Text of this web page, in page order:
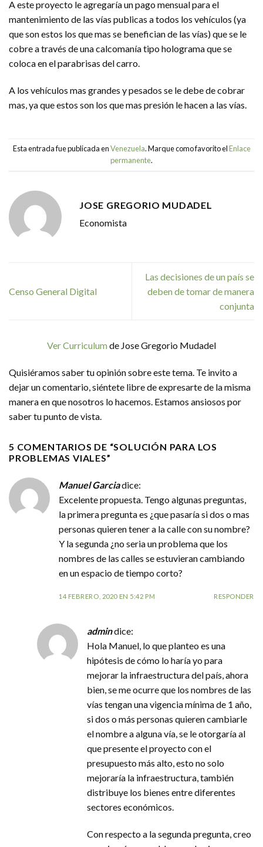
A este proyecto le agregaría un pago mensual para el
mantenimiento de las vías publicas a todos los vehículos (ya
que son estos los que mas se benefician de las vías) que se le
cobre a través de una calcomanía tipo holograma que se
coloca en el parabrisas del carro.
A los vehículos mas grandes y pesados se le debe de cobrar
mas, ya que estos son los que mas presión le hacen a las vías.
Esta entrada fue publicada enVenezuela. Marque como favorito elEnlace
permanente.
JOSE GREGORIO MUDADEL
Economista
Censo General Digital
Las decisiones de un país se
deben de tomar de manera
conjunta
Ver Curriculumde Jose Gregorio Mudadel
Quisiéramos saber tu opinión sobre este tema. Te invito a
dejar un comentario, siéntete libre de expresarte de la misma
manera en que nosotros lo hacemos. Estamos ansiosos por
saber tu punto de vista.
5 COMENTARIOS DE “SOLUCIÓN PARA LOS
PROBLEMAS VIALES”
Manuel Garciadice:
Excelente propuesta. Tengo algunas preguntas,
la primera pregunta es ¿que pasaría si dos o mas
personas quieren tener a la calle con su nombre?
Y la segunda ¿no seria un problema que los
nombres de las calles se estuvieran cambiando
en un espacio de tiempo corto?
14 FEBRERO, 2020 EN 5:42 PM RESPONDER
admindice:
Hola Manuel, lo que planteo es una
hipótesis de cómo lo haría yo para
mejorar la infraestructura del país, ahora
bien, se me ocurre que los nombres de las
vías tengan una vigencia mínima de 1 año,
si dos o más personas quieren cambiarle
el nombre a alguna vía, se le otorgaría al
que presente el proyecto con el
presupuesto más alto, esto no solo
mejoraría la infraestructura, también
distribuye los bienes entre diferentes
sectores económicos.
Con respecto a la segunda pregunta, creo